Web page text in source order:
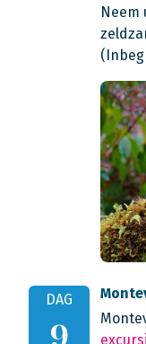
Neem
DAG
9